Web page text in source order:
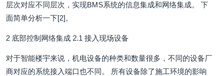
层次对应不同层次，实现BMS系统的信息集成和网络集成。 下
面简单分析一下[2]。
2 底部控制网络集成 2.1 接入现场设备
对于智能楼宇来说，机电设备的种类和数量很多，不同的设备厂
商对应的系统接入端口也不同。 所有设备除了施工环境的影响